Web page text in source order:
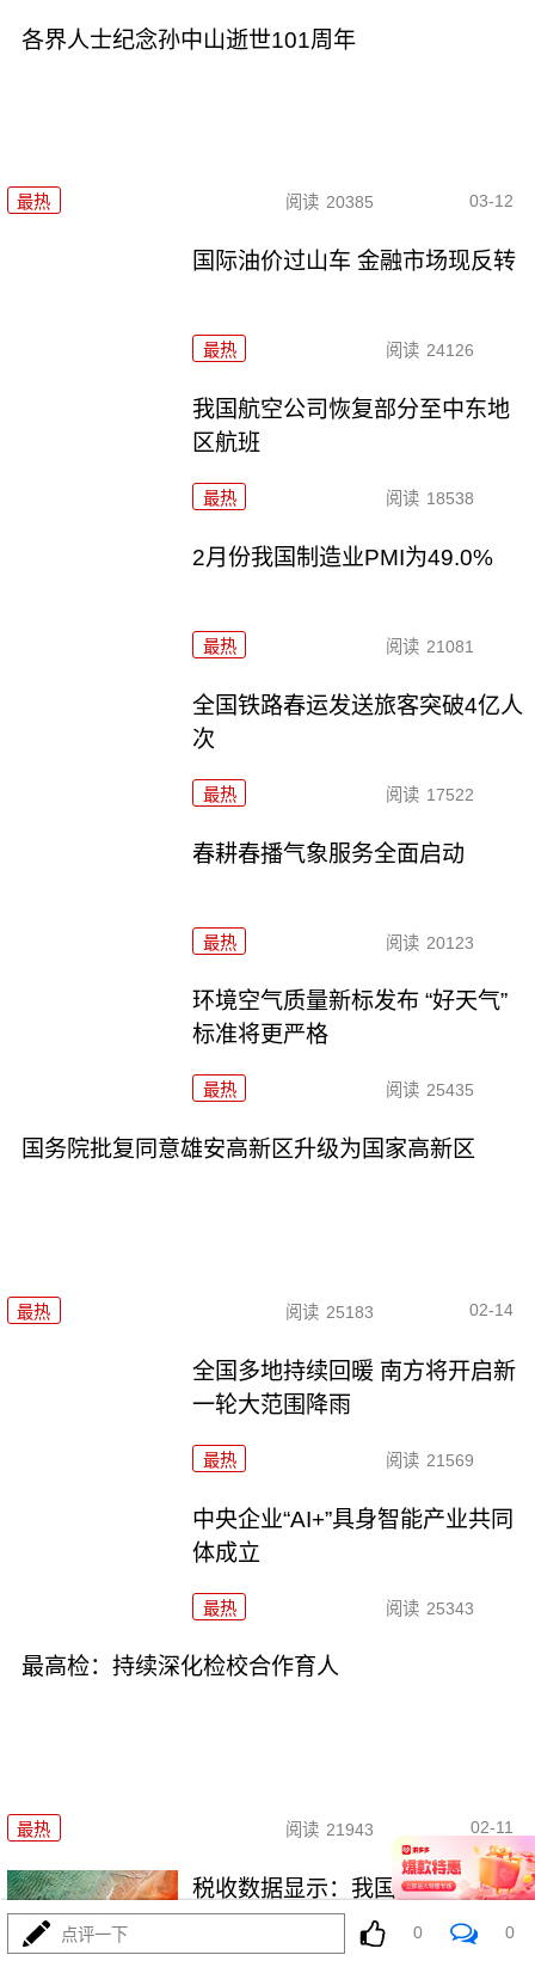
各界人士纪念孙中山逝世101周年
最热 阅读 20385 03-12
国际油价过山车 金融市场现反转
最热 阅读 24126
我国航空公司恢复部分至中东地
区航班
最热 阅读 18538
2月份我国制造业PMI为49.0%
最热 阅读 21081
全国铁路春运发送旅客突破4亿人
次
最热 阅读 17522
春耕春播气象服务全面启动
最热 阅读 20123
环境空气质量新标发布 “好天气”
标准将更严格
最热 阅读 25435
国务院批复同意雄安高新区升级为国家高新区
最热 阅读 25183 02-14
全国多地持续回暖 南方将开启新
一轮大范围降雨
最热 阅读 21569
中央企业“AI+”具身智能产业共同
体成立
最热 阅读 25343
最高检：持续深化检校合作育人
最热 阅读 21943 02-11
税收数据显示：我国经济社会绿
色转型加速推进
点评一下 0 0